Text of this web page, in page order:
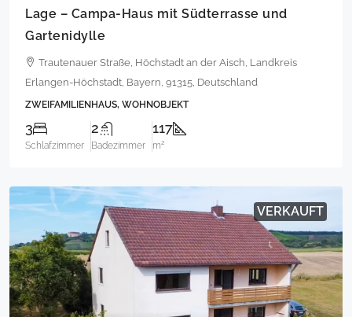
Lage – Campa-Haus mit Südterrasse und
Gartenidylle
Trautenauer Straße, Höchstadt an der Aisch, Landkreis
Erlangen-Höchstadt, Bayern, 91315, Deutschland
ZWEIFAMILIENHAUS, WOHNOBJEKT
3
Schlafzimmer
2
Badezimmer
117
m²
VERKAUFT